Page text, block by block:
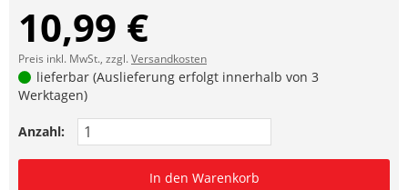
10,99 €
Preis inkl. MwSt., zzgl.Versandkosten
lieferbar (Auslieferung erfolgt innerhalb von 3
Werktagen)
Anzahl:
In den Warenkorb